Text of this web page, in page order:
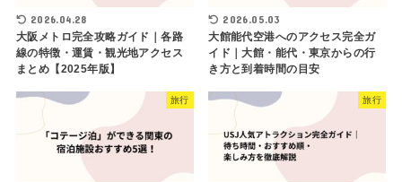
2026.04.28
大阪メトロ完全攻略ガイド｜各路
線の特徴・運賃・観光地アクセス
まとめ【2025年版】
2026.05.03
大館能代空港へのアクセス完全ガ
イド｜大館・能代・東京からの行
き方と到着時間の目安
旅行 旅行